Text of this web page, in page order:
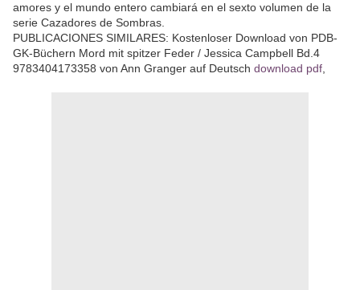
amores y el mundo entero cambiará en el sexto volumen de la
serie Cazadores de Sombras.
PUBLICACIONES SIMILARES: Kostenloser Download von PDB-
GK-Büchern Mord mit spitzer Feder / Jessica Campbell Bd.4
9783404173358 von Ann Granger auf Deutsch download pdf